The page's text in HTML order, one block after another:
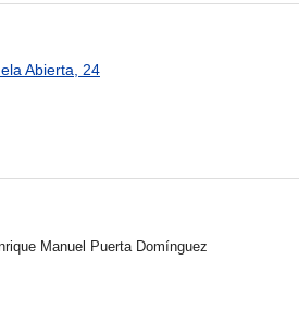
Abierta, 24
Manuel Puerta Domínguez